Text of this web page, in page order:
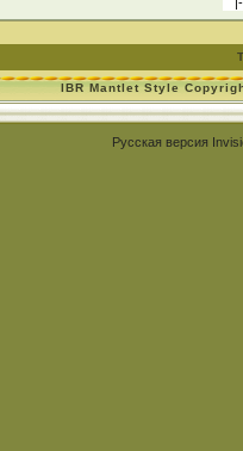
IBR Mantlet Style
Русская версия